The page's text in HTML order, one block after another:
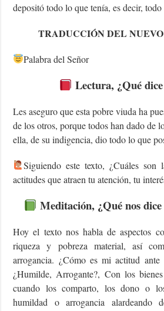
depositó todo lo que tenía, es decir,
TRADUCCIÓN DEL
Palabra del Señor
Lectura, ¿Qué
Les aseguro que esta pobre viuda ha
de los otros, porque todos han dado de
ella, de su indigencia, dio todo lo que
Siguiendo este texto, ¿Cuáles son
actitudes que atraen tu atención, tu
Meditación, ¿Qué nos
Hoy el texto nos habla de aspectos
riqueza y pobreza material, así
arrogancia. ¿Cómo es mi actitud ante
¿Humilde, Arrogante?, Con los
cuando los comparto, los dono o
humildad o arrogancia alardeando